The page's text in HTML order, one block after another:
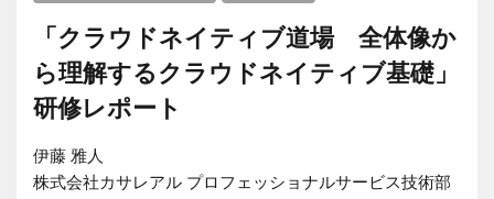
「クラウドネイティブ道場 全体像か
ら理解するクラウドネイティブ基礎」
研修レポート
伊藤 雅人
株式会社カサレアル プロフェッショナルサービス技術部